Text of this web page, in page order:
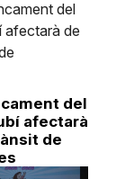
del
afectarà
de